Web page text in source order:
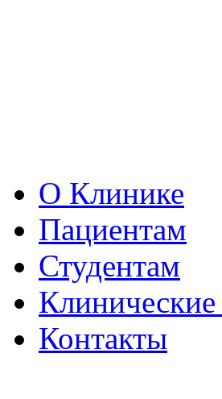
О Клинике
Пациентам
Студентам
Контакты